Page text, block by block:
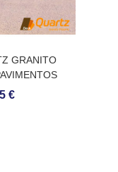
GRANITO
QUARTZO
€